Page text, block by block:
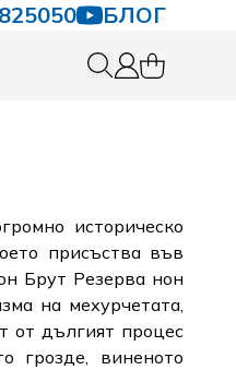
БЛОГ
0 items in
историческо
присъства във
Брут Резерва нон
на мехурчетата,
от дългият процес
грозде, виненото